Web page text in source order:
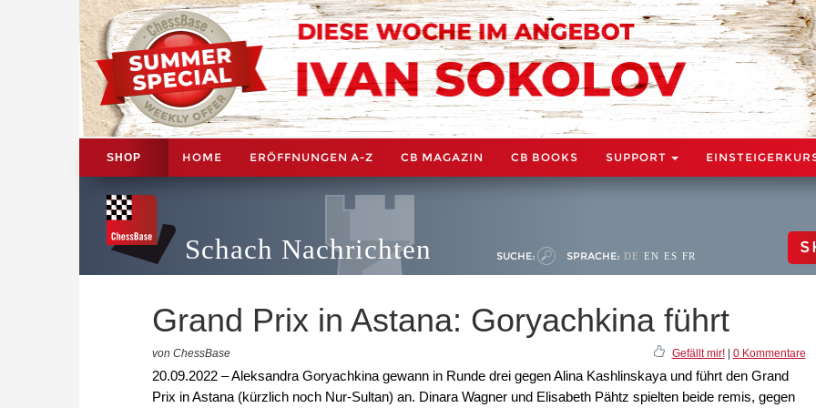
SHOP HOME ERÖFFNUNGEN A-Z CB MAGAZIN CB BOOKS SUPPORT
Schach Nachrichten SUCHE: SPRACHE: DE EN ES FR
Grand Prix in Astana: Goryachkina führt
von ChessBase Gefällt mir!| 0 Kommentare
20.09.2022 – Aleksandra Goryachkina gewann in Runde drei gegen Alina Kashlinskaya und führt den Grand
Prix in Astana (kürzlich noch Nur-Sultan) an. Dinara Wagner und Elisabeth Pähtz spielten beide remis, gegen